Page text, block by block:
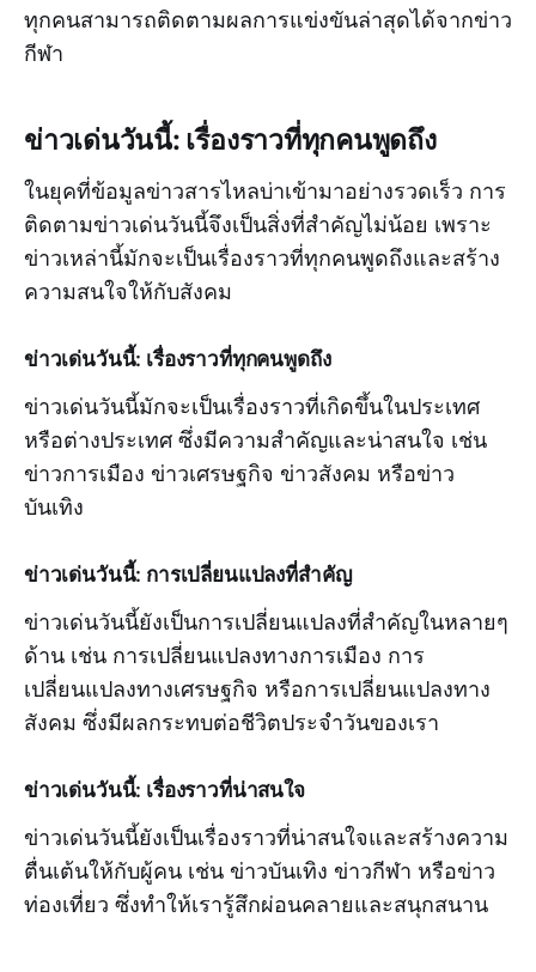
ทุกคนสามารถติดตามผลการแข่งขันล่าสุดได้จากข่าว
กีฬา
ข่าวเด่นวันนี้: เรื่องราวที่ทุกคนพูดถึง
ในยุคที่ข้อมูลข่าวสารไหลบ่าเข้ามาอย่างรวดเร็ว การ
ติดตามข่าวเด่นวันนี้จึงเป็นสิ่งที่สำคัญไม่น้อย เพราะ
ข่าวเหล่านี้มักจะเป็นเรื่องราวที่ทุกคนพูดถึงและสร้าง
ความสนใจให้กับสังคม
ข่าวเด่นวันนี้: เรื่องราวที่ทุกคนพูดถึง
ข่าวเด่นวันนี้มักจะเป็นเรื่องราวที่เกิดขึ้นในประเทศ
หรือต่างประเทศ ซึ่งมีความสำคัญและน่าสนใจ เช่น
ข่าวการเมือง ข่าวเศรษฐกิจ ข่าวสังคม หรือข่าว
บันเทิง
ข่าวเด่นวันนี้: การเปลี่ยนแปลงที่สำคัญ
ข่าวเด่นวันนี้ยังเป็นการเปลี่ยนแปลงที่สำคัญในหลายๆ
ด้าน เช่น การเปลี่ยนแปลงทางการเมือง การ
เปลี่ยนแปลงทางเศรษฐกิจ หรือการเปลี่ยนแปลงทาง
สังคม ซึ่งมีผลกระทบต่อชีวิตประจำวันของเรา
ข่าวเด่นวันนี้: เรื่องราวที่น่าสนใจ
ข่าวเด่นวันนี้ยังเป็นเรื่องราวที่น่าสนใจและสร้างความ
ตื่นเต้นให้กับผู้คน เช่น ข่าวบันเทิง ข่าวกีฬา หรือข่าว
ท่องเที่ยว ซึ่งทำให้เรารู้สึกผ่อนคลายและสนุกสนาน